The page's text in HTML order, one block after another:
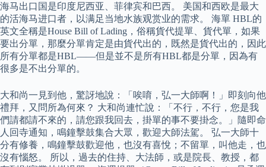
海马出口国是印度尼西亚、菲律宾和巴西。 美国和西欧是最大
的活海马进口者，以满足当地水族观赏业的需求。 海單 HBL的
英文全稱是House Bill of Lading，俗稱貨代提單、貨代單，如果
要出分單，那麼分單肯定是由貨代出的，既然是貨代出的，因此
所有分單都是HBL——但是並不是所有HBL都是分單，因為有
很多是不出分單的。
大和尚一見到他，驚訝地說：「唉唷，弘一大師啊！」即刻向他
禮拜，又問所為何來？ 大和尚連忙說：「不行，不行，您是我
們請都請不來的，請您跟我回去，掛單的事不要掛念。」隨即命
人回寺通知，鳴鐘擊鼓集合大眾，歡迎大師法駕。 弘一大師十
分有修養，鳴鐘擊鼓歡迎他，也沒有喜悅；不留單，叫他走，也
沒有惱怒。 所以，過去的住持、大法師，或是院長、教授，都